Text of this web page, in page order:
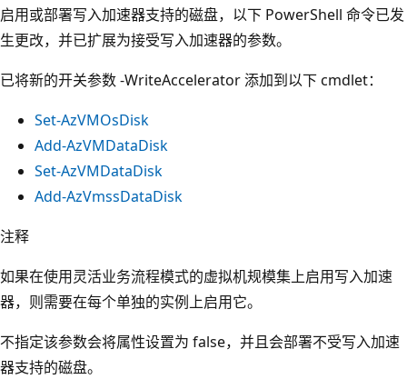
启用或部署写入加速器支持的磁盘，以下 PowerShell 命令已发
生更改，并已扩展为接受写入加速器的参数。
已将新的开关参数-WriteAccelerator 添加到以下 cmdlet：
Set-AzVMOsDisk
Add-AzVMDataDisk
Set-AzVMDataDisk
Add-AzVmssDataDisk
注释
如果在使用灵活业务流程模式的虚拟机规模集上启用写入加速
器，则需要在每个单独的实例上启用它。
不指定该参数会将属性设置为 false，并且会部署不受写入加速
器支持的磁盘。